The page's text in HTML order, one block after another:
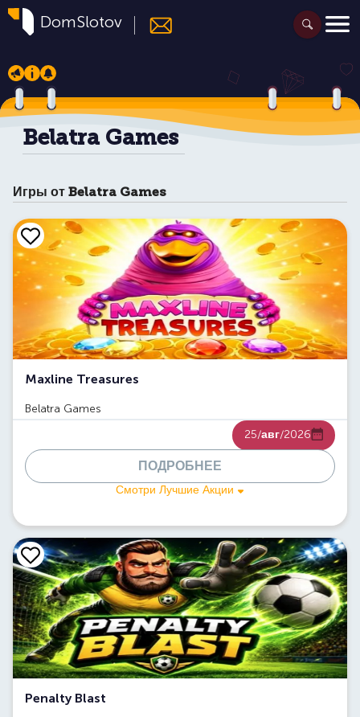
DomSlotov
Belatra Games
Игры от Belatra Games
Maxline Treasures
Belatra Games
25/авг/2026
ПОДРОБНЕЕ
Смотри Лучшие Акции
Penalty Blast